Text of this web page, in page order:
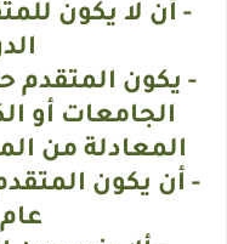
- أن لا يكون
- يكون المتقدم
الجامعات أو
المعادلة من
- أن يكون